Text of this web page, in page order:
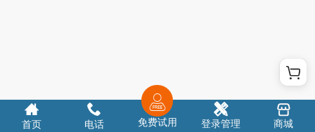
首页 电话 免费试用 登录管理 商城